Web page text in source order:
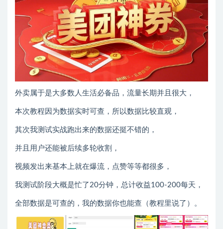
外卖属于是大多数人生活必备品，流量长期并且很大，
本次教程因为数据实时可查，所以数据比较直观，
其次我测试实战跑出来的数据还挺不错的，
并且用户还能被后续多轮收割，
视频发出来基本上就在爆流，点赞等等都很多，
我测试阶段大概是忙了20分钟，总计收益100-200每天，
全部数据是可查的，我的数据你也能查（教程里说了）。